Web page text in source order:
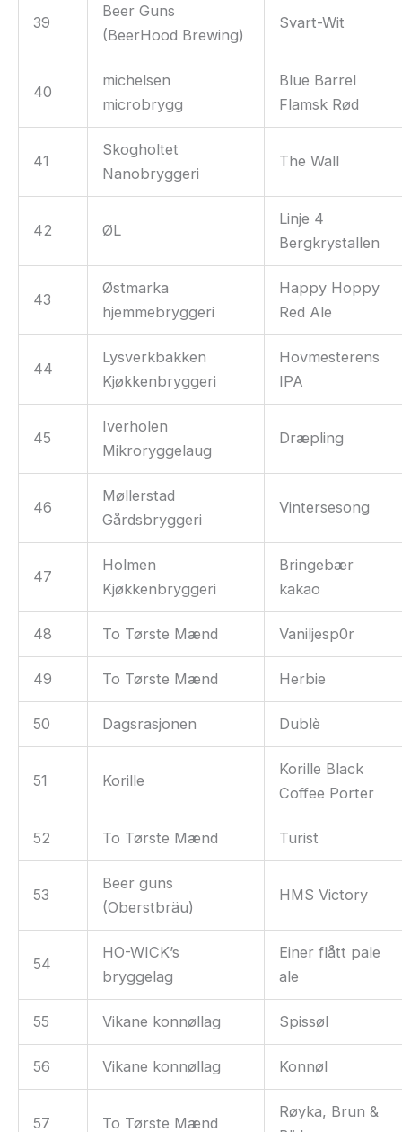
39
Beer Guns
(BeerHood Brewing)
Svart-Wit
40
michelsen
microbrygg
Blue Barrel
Flamsk Rød
41
Skogholtet
Nanobryggeri
The Wall
42 ØL
Linje 4
Bergkrystallen
43
Østmarka
hjemmebryggeri
Happy Hoppy
Red Ale
44
Lysverkbakken
Kjøkkenbryggeri
Hovmesterens
IPA
45
Iverholen
Mikroryggelaug
Dræpling
46
Møllerstad
Gårdsbryggeri
Vintersesong
47
Holmen
Kjøkkenbryggeri
Bringebær
kakao
48 To Tørste Mænd Vaniljesp0r
49 To Tørste Mænd Herbie
50 Dagsrasjonen Dublè
51 Korille
Korille Black
Coffee Porter
52 To Tørste Mænd Turist
53
Beer guns
(Oberstbräu)
HMS Victory
54
HO-WICK’s
bryggelag
Einer flått pale
ale
55 Vikane konnøllag Spissøl
56 Vikane konnøllag Konnøl
57 To Tørste Mænd
Røyka, Brun &